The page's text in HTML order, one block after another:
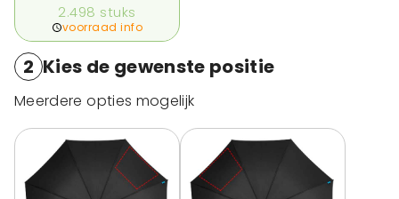
2.498 stuks
voorraad info
2 Kies de gewenste positie
Meerdere opties mogelijk